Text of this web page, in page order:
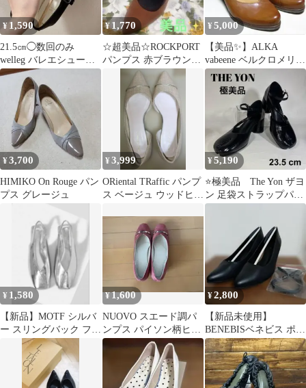
¥ 1,590
21.5㎝◯数回のみ
welleg バレエシューズ
カンフーシューズ ブラ
¥ 1,770
☆超美品☆ROCKPORT
パンプス 赤ブラウン
23cm ヒール7.5cm！
¥5,000
【美品✨️】ALKA
vabeene ベルクロメリー
ジェーンパンプス 34 革
¥3,700
HIMIKO On Rouge パン
プス グレージュ
¥3,999
ORiental TRaffic パンプ
ス ベージュ ウッドヒー
¥5,190
⭐️極美品 The Yon ザヨ
ン 足袋ストラップパン
プス 23.5cm 黒
¥ 1,580
【新品】MOTF シルバ
ー スリングバック フラ
ットシューズ
¥1,600
NUOVO スエード調パ
ンプス パイソン柄ヒー
ル ピンク
¥2,800
【新品未使用】
BENEBISベネビス ポイ
ンテッドトゥ パンプス
黒 25.5cm